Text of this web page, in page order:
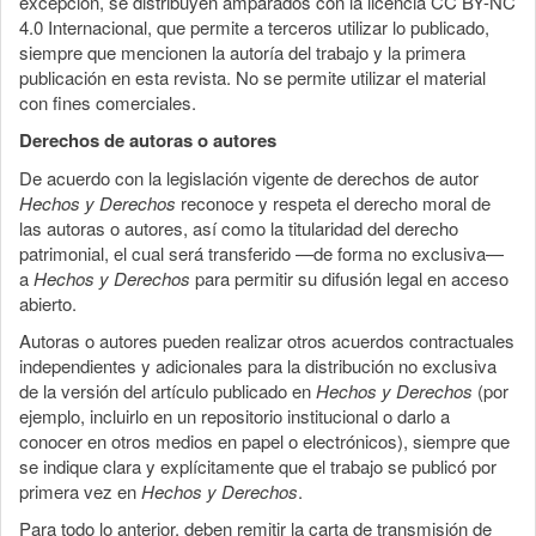
4.0 Internacional, que permite a terceros utilizar lo publicado,
siempre que mencionen la autoría del trabajo y la primera
publicación en esta revista. No se permite utilizar el material
con fines comerciales.
Derechos de autoras o autores
De acuerdo con la legislación vigente de derechos de autor
Hechos y Derechos reconoce y respeta el derecho moral de
las autoras o autores, así como la titularidad del derecho
patrimonial, el cual será transferido —de forma no exclusiva—
aHechos y Derechos para permitir su difusión legal en acceso
abierto.
Autoras o autores pueden realizar otros acuerdos contractuales
independientes y adicionales para la distribución no exclusiva
de la versión del artículo publicado enHechos y Derechos (por
ejemplo, incluirlo en un repositorio institucional o darlo a
conocer en otros medios en papel o electrónicos), siempre que
se indique clara y explícitamente que el trabajo se publicó por
primera vez enHechos y Derechos.
Para todo lo anterior, deben remitir la carta de transmisión de